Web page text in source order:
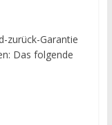
zurück-Garantie
Das folgende